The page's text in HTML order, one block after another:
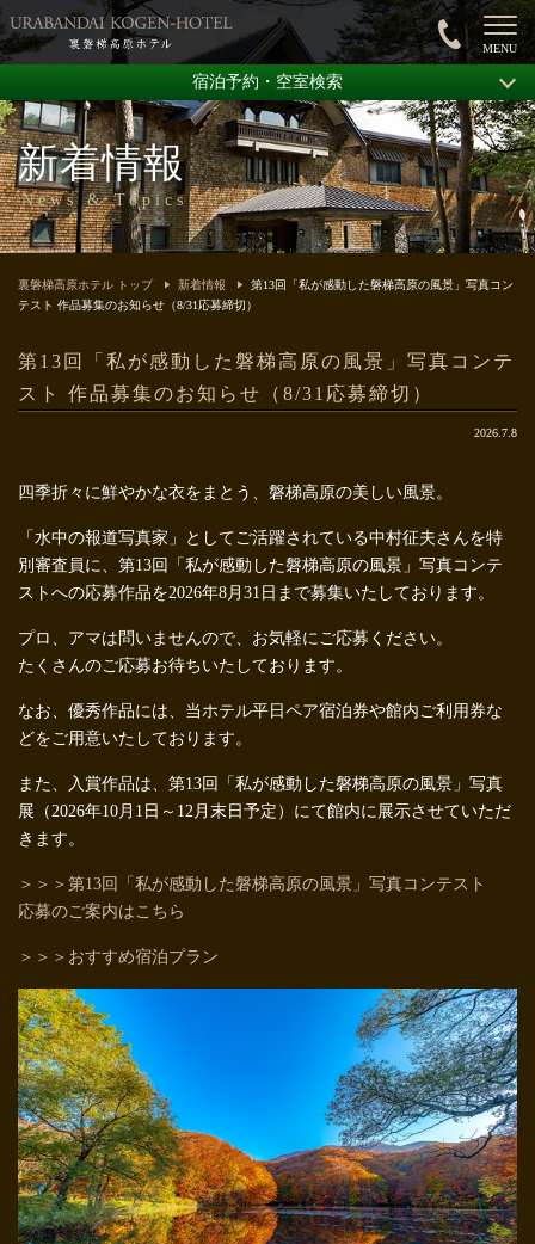
新着情報
News & Topics
宿泊予約・空室検索
裏磐梯高原ホテル トップ 新着情報
第13回「私が感動した磐梯高原の風景」写真コン
テスト 作品募集のお知らせ（8/31応募締切）
第13回「私が感動した磐梯高原の風景」写真コンテ
スト 作品募集のお知らせ（8/31応募締切）
2026.7.8
四季折々に鮮やかな衣をまとう、磐梯高原の美しい風景。
「水中の報道写真家」としてご活躍されている中村征夫さんを特
別審査員に、第13回「私が感動した磐梯高原の風景」写真コンテ
ストへの応募作品を2026年8月31日まで募集いたしております。
プロ、アマは問いませんので、お気軽にご応募ください。
たくさんのご応募お待ちいたしております。
なお、優秀作品には、当ホテル平日ペア宿泊券や館内ご利用券な
どをご用意いたしております。
また、入賞作品は、第13回「私が感動した磐梯高原の風景」写真
展（2026年10月1日～12月末日予定）にて館内に展示させていただ
きます。
＞＞＞第13回「私が感動した磐梯高原の風景」写真コンテスト
応募のご案内はこちら
＞＞＞おすすめ宿泊プラン